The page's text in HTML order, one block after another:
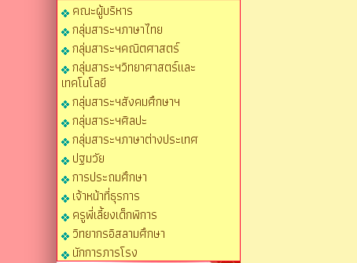
คณะผู้บริหาร
กลุ่มสาระฯภาษาไทย
กลุ่มสาระฯคณิตศาสตร์
กลุ่มสาระฯวิทยาศาสตร์และ
เทคโนโลยี
กลุ่มสาระฯสังคมศึกษาฯ
กลุ่มสาระฯศิลปะ
กลุ่มสาระฯภาษาต่างประเทศ
ปฐมวัย
การประถมศึกษา
เจ้าหน้าที่ธุรการ
ครูพี่เลี้ยงเด็กพิการ
วิทยากรอิสลามศึกษา
นักการภารโรง